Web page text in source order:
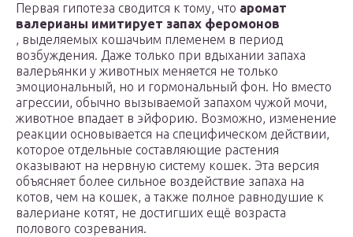
Первая гипотеза сводится к тому, что аромат
валерианы имитирует запах феромонов
, выделяемых кошачьим племенем в период
возбуждения. Даже только при вдыхании запаха
валерьянки у животных меняется не только
эмоциональный, но и гормональный фон. Но вместо
агрессии, обычно вызываемой запахом чужой мочи,
животное впадает в эйфорию. Возможно, изменение
реакции основывается на специфическом действии,
которое отдельные составляющие растения
оказывают на нервную систему кошек. Эта версия
объясняет более сильное воздействие запаха на
котов, чем на кошек, а также полное равнодушие к
валериане котят, не достигших ещё возраста
полового созревания.